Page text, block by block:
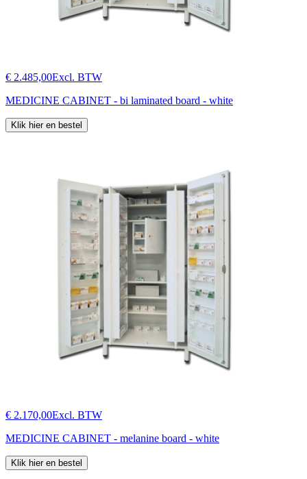
€ 2.485,00Excl. BTW
MEDICINE CABINET - bi laminated board - white
Klik hier en bestel
€ 2.170,00Excl. BTW
MEDICINE CABINET - melanine board - white
Klik hier en bestel